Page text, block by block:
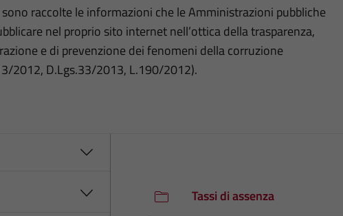
raccolte le informazioni che le Amministrazioni pubbliche
nel proprio sito internet nell’ottica della trasparenza,
e di prevenzione dei fenomeni della corruzione
2012, D.Lgs.33/2013, L.190/2012).
Tassi di assenza